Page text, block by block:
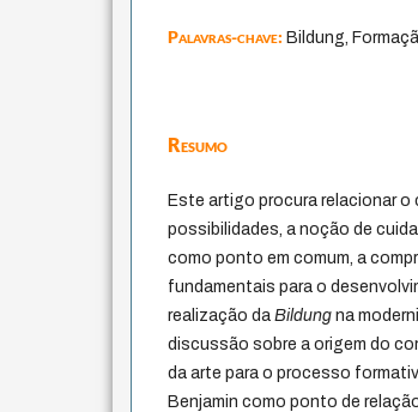
Palavras-chave:Bildung,
Resumo
Este artigo procura relacionar
possibilidades, a noção de
como ponto em comum, a
fundamentais para o
realização da Bildung na
discussão sobre a origem do
da arte para o processo
Benjamin como ponto de